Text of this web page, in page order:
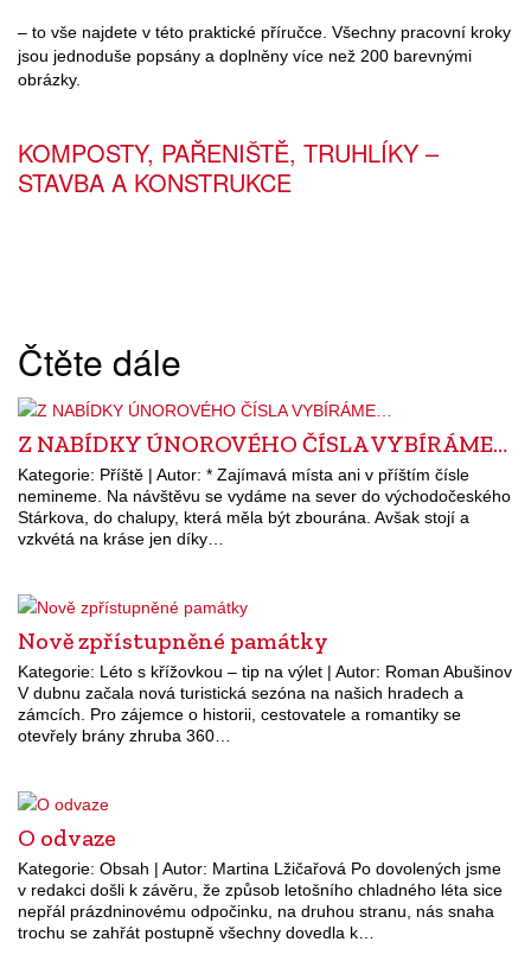
– to vše najdete v této praktické příručce. Všechny pracovní kroky
jsou jednoduše popsány a doplněny více než 200 barevnými
obrázky.
KOMPOSTY, PAŘENIŠTĚ, TRUHLÍKY –
STAVBA A KONSTRUKCE
Čtěte dále
Z NABÍDKY ÚNOROVÉHO ČÍSLA VYBÍRÁME…
Kategorie: Příště | Autor: * Zajímavá místa ani v příštím čísle
nemineme. Na návštěvu se vydáme na sever do východočeského
Stárkova, do chalupy, která měla být zbourána. Avšak stojí a
vzkvétá na kráse jen díky…
Nově zpřístupněné památky
Kategorie: Léto s křížovkou – tip na výlet | Autor: Roman Abušinov
V dubnu začala nová turistická sezóna na našich hradech a
zámcích. Pro zájemce o historii, cestovatele a romantiky se
otevřely brány zhruba 360…
O odvaze
Kategorie: Obsah | Autor: Martina Lžičařová Po dovolených jsme
v redakci došli k závěru, že způsob letošního chladného léta sice
nepřál prázdninovému odpočinku, na druhou stranu, nás snaha
trochu se zahřát postupně všechny dovedla k…